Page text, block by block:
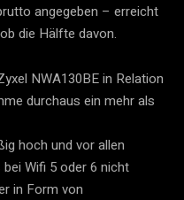
angegeben – erreicht
die Hälfte davon.
NWA130BE in Relation
durchaus ein mehr als
hoch und vor allen
Wifi 5 oder 6 nicht
in Form von